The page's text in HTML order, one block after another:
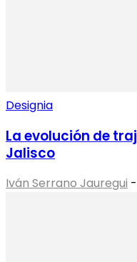
Designia
La evolución de
Jalisco
Iván Serrano Jauregui -